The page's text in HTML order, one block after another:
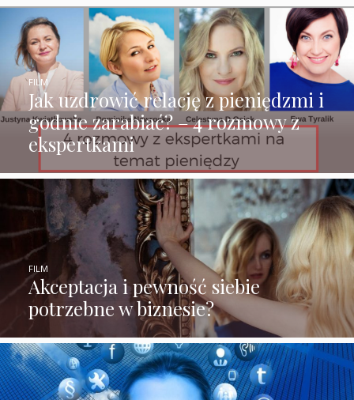
Jak uzdrowić relację z pieniędzmi i
godnie zarabiać? – 4 rozmowy z
ekspertkami
FILM
Akceptacja i pewność siebie
potrzebne w biznesie?
FILM